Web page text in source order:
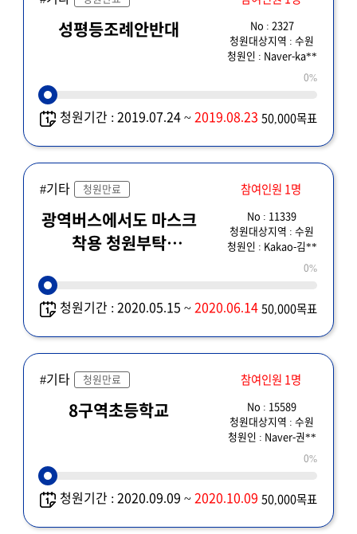
성평등조례안반대
No : 2327
청원대상지역 : 수원
청원인 : Naver-ka**
0%
청원기간 : 2019.07.24 ~2019.08.23 50,000목표
#기타 청원만료 참여인원 1명
광역버스에서도 마스크
착용 청원부탁
No : 11339
청원대상지역 : 수원
청원인 : Kakao-김**
0%
청원기간 : 2020.05.15 ~2020.06.14 50,000목표
#기타 청원만료 참여인원 1명
8구역초등학교
No : 15589
청원대상지역 : 수원
청원인 : Naver-권**
0%
청원기간 : 2020.09.09 ~2020.10.09 50,000목표